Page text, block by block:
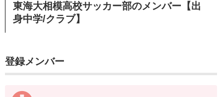
東海大相模高校サッカー部のメンバー【出
身中学/クラブ】
登録メンバー